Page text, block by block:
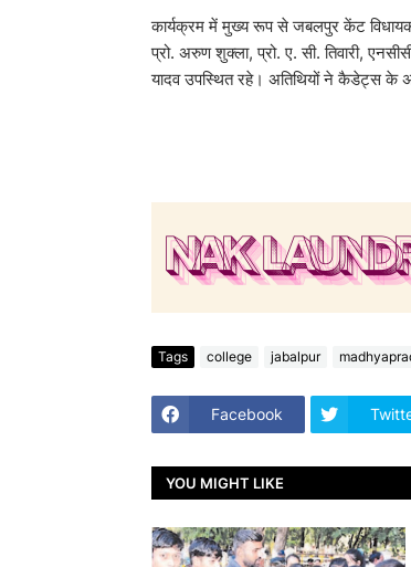
कार्यक्रम में मुख्य रूप से जबलपुर केंट विधायक
प्रो. अरुण शुक्ला, प्रो. ए. सी. तिवारी,
यादव उपस्थित रहे। अतिथियों ने कैडेट्स के
Tags college jabalpur
Facebook
YOU MIGHT LIKE